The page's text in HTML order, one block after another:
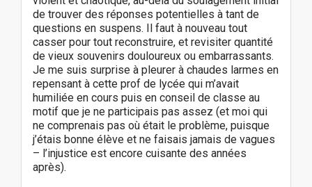
de trouver des réponses potentielles à tant de
questions en suspens. Il faut à nouveau tout
casser pour tout reconstruire, et revisiter quantité
de vieux souvenirs douloureux ou embarrassants.
Je me suis surprise à pleurer à chaudes larmes en
repensant à cette prof de lycée qui m’avait
humiliée en cours puis en conseil de classe au
motif que je ne participais pas assez (et moi qui
ne comprenais pas où était le problème, puisque
j’étais bonne élève et ne faisais jamais de vagues
– l’injustice est encore cuisante des années
après).